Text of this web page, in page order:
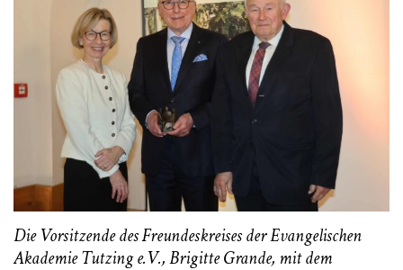
Die Vorsitzende des Freundeskreises der Evangelischen
Akademie Tutzing e.V., Brigitte Grande, mit dem